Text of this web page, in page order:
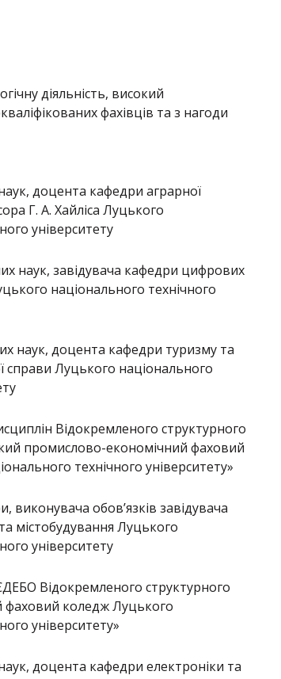
діяльність, високий
фахівців та з нагоди
доцента кафедри аграрної
Г. А. Хайліса Луцького
університету
наук, завідувача кафедри цифрових
національного технічного
наук, доцента кафедри туризму та
справи Луцького національного
Відокремленого структурного
промислово-економічний фаховий
технічного університету»
виконувача обов’язків завідувача
містобудування Луцького
університету
Відокремленого структурного
фаховий коледж Луцького
університету»
доцента кафедри електроніки та